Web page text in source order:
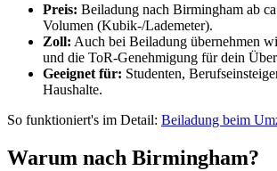
Preis: Beiladung nach Birmingham ab
Volumen (Kubik-/Lademeter).
Zoll: Auch bei Beiladung übernehmen
und die ToR-Genehmigung für dein
Geeignet für: Studenten,
Haushalte.
So funktioniert's im Detail: Beiladung beim
Warum nach Birmingham?